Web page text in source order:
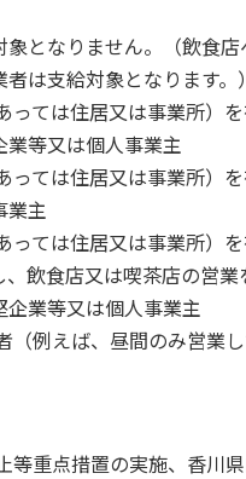
となりません。（飲食
は支給対象となります。）
ては住居又は事業所）
等又は個人事業主
ては住居又は事業所）
業主
ては住居又は事業所）
飲食店又は喫茶店の営
業等又は個人事業主
例えば、昼間のみ営業し
重点措置の実施、香川